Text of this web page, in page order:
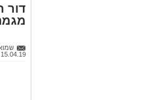
דור
15.04.19 / 11:59